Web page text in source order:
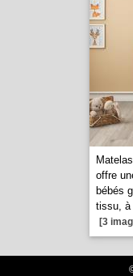
offre
bébés
tissu, à
[3